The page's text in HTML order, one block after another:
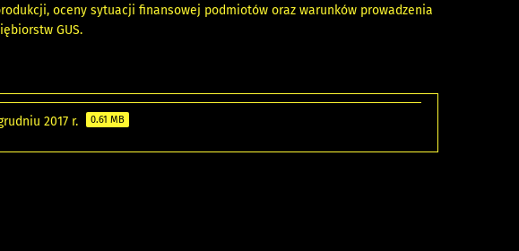
oceny sytuacji finansowej podmiotów oraz warunków prowadzenia
GUS.
2017 r. 0.61 MB